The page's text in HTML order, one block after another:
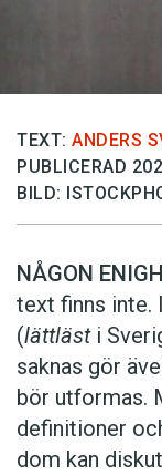
TEXT: ANDERS
PUBLICERAD
BILD:
NÅGON
text finns inte.
(lättlästi
saknas gör
bör utformas.
definitioner
dom kan